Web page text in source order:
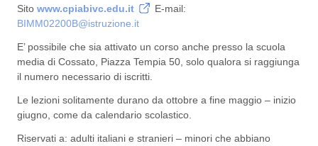
Sito www.cpiabivc.edu.it
E-mail:
BIMM02200B@istruzione.it
E’ possibile che sia attivato un corso anche presso la scuola
media di Cossato, Piazza Tempia 50, solo qualora si raggiunga
il numero necessario di iscritti.
Le lezioni solitamente durano da ottobre a fine maggio – inizio
giugno, come da calendario scolastico.
Riservati a: adulti italiani e stranieri – minori che abbiano